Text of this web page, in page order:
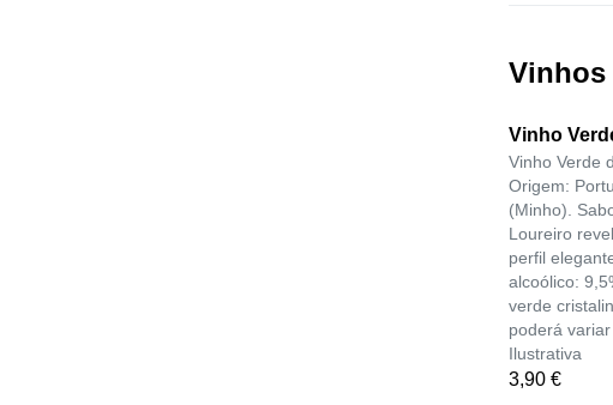
Vinhos
Vinho
Vinho Verde
Origem:
(Minho).
Loureiro
perfil
alcoólico:
verde
poderá
Ilustrativa
3,90 €